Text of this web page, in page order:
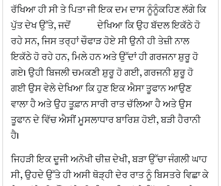
ਰੱਖਿਆ ਹੀ ਸੀ ਤੇ ਪਿਤਾ ਜੀ ਇਕ ਦਮ ਦਾਸ ਨੂੰਨੂੰਕਹਿਣ ਲੱਗੇ ਕਿ
ਪੁੱਤ ਦੇਖ ਉੱਤੇ, ਜਦੋਂ ਦੇਖਿਆ ਕਿ ਉਹ ਬੱਦਲ ਇਕੱਠੇ ਹੋ
ਰਹੇ ਸਨ, ਜਿਸ ਤਰ੍ਹਾਂ ਚੌਫਾੜ ਹੋਏ ਸੀ ਉਨੀ ਹੀ ਤੇਜ਼ੀ ਨਾਲ
ਇਕੱਠੇ ਹੋ ਰਹੇ ਹਨ, ਮਿਲੇ ਹਨ ਅਤੇ ਉੱਦਾਂ ਹੀ ਗਰਜਨਾ ਸ਼ੁਰੂ ਹੋ
ਗਏ। ਉਹੀ ਬਿਜਲੀ ਚਮਕਣੀ ਸ਼ੁਰੂ ਹੋ ਗਈ, ਗਰਜਨੀ ਸ਼ੁਰੂ ਹੋ
ਗਈ ਉਸ ਵੇਲੇ ਦੇਖਿਆ ਕਿ ਹੁਣ ਇਕ ਐਸਾ ਤੂਫਾਨ ਆਉਣ
ਵਾਲਾ ਹੈ ਅਤੇ ਉਹ ਤੂਫ਼ਾਨ ਸਾਰੀ ਰਾਤ ਚੱਲਿਆ ਹੈ ਅਤੇ ਉਸ
ਤੂਫਾਨ ਦੇ ਵਿੱਚ ਐਸੀਂ ਮੂਸਲਾਧਾਰ ਬਾਰਿਸ਼ ਹੋਈ, ਬੜੀ ਹੈਰਾਨੀ
ਹੈ।
ਜਿਹੜੀ ਇਕ ਦੂਜੀ ਅਨੋਖੀ ਚੀਜ਼ ਦੇਖੀ, ਬੜਾ ਉੱਚਾ ਜੰਗਲੀ ਘਾਹ
ਸੀ, ਉਹਦੇ ਉੱਤੇ ਹੀ ਅਸੀ ਥੋੜ੍ਹੀ ਦੇਰ ਰਾਤ ਨੂੰ ਬਿਸਤਰੇ ਵਿਛਾ ਕੇ